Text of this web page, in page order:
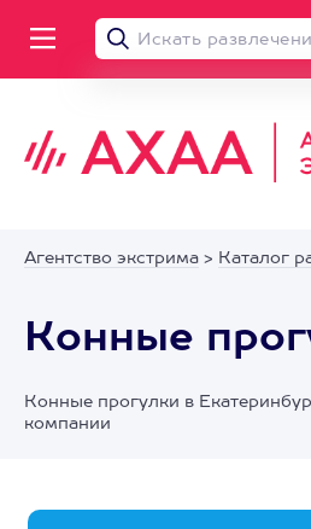
Агентство экстрима > Каталог
Конные
Конные прогулки в
компании